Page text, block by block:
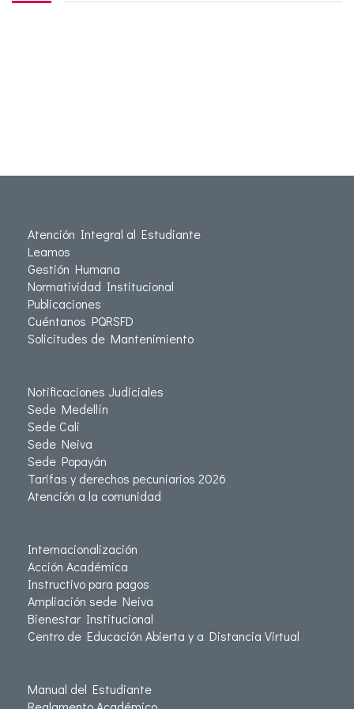
Atención Integral al Estudiante
Leamos
Gestión Humana
Normatividad Institucional
Publicaciones
Cuéntanos PQRSFD
Solicitudes de Mantenimiento
Notificaciones Judiciales
Sede Medellín
Sede Cali
Sede Neiva
Sede Popayán
Tarifas y derechos pecuniarios 2026
Atención a la comunidad
Internacionalización
Acción Académica
Instructivo para pagos
Ampliación sede Neiva
Bienestar Institucional
Centro de Educación Abierta y a Distancia Virtual
Manual del Estudiante